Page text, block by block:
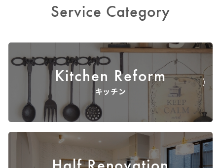
Service Category
Kitchen Reform
キッチン